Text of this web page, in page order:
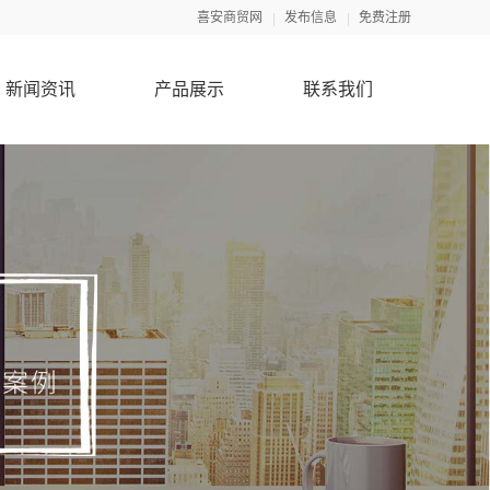
喜安商贸网 发布信息 免费注册
新闻资讯 产品展示 联系我们